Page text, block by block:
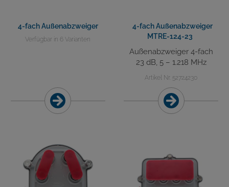
4-fach Außenabzweiger
Verfügbar in 6 Varianten
4-fach Außenabzweiger
MTRE-124-23
Außenabzweiger 4-fach
23 dB, 5 – 1.218 MHz
Artikel Nr. 52724230